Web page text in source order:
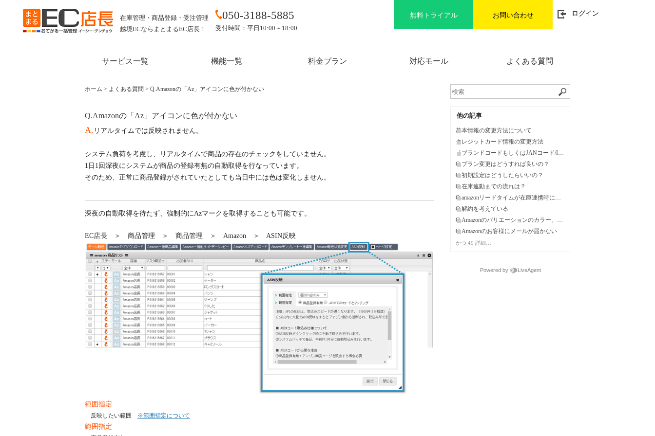
無料トライアル お問い合わせ ログイン
在庫管理・商品登録・受注管理
越境ECならまとまるEC店長！
050-3188-5885
受付時間：平日10:00～18:00
サービス一覧 機能一覧 料金プラン 対応モール よくある質問
ホーム > よくある質問 > Q.Amazonの「Az」アイコンに色が付かない
Q.Amazonの「Az」アイコンに色が付かない
A. リアルタイムでは反映されません。
システム負荷を考慮し、リアルタイムで商品の存在のチェックをしていません。
1日1回深夜にシステムが商品の登録有無の自動取得を行なっています。
そのため、正常に商品登録がされていたとしても当日中には色は変化しません。
深夜の自動取得を待たず、強制的にAzマークを取得することも可能です。
EC店長 ＞ 商品管理 ＞ 商品管理 ＞ Amazon ＞ ASIN反映
範囲指定
反映したい範囲 ※範囲指定について
範囲指定
他の記事
基本情報の変更方法について
クレジットカード情報の変更方法
「ブランドコードもしくはJANコード/ISBNコード」が無い場合、Facebook連携は利用できませんか？
Q.プラン変更はどうすれば良いの？
Q.初期設定はどうしたらいいの？
Q.在庫連動までの流れは？
Q.amazonリードタイムが在庫連携時に変わってしまう。
Q.解約を考えている
Q.Amazonのバリエーションのカラー、サイズマッピングと登録した商品情報の項目にずれが生じてしまう。
Q.Amazonのお客様にメールが届かない
かつ 49 詳細…
Powered by LiveAgent